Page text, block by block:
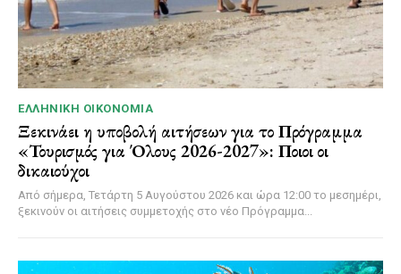
ΕΛΛΗΝΙΚΉ ΟΙΚΟΝΟΜΊΑ
Ξεκινάει η υποβολή αιτήσεων για το Πρόγραμμα
«Τουρισμός για Όλους 2026-2027»: Ποιοι οι
δικαιούχοι
Από σήμερα, Τετάρτη 5 Αυγούστου 2026 και ώρα 12:00 το μεσημέρι,
ξεκινούν οι αιτήσεις συμμετοχής στο νέο Πρόγραμμα...